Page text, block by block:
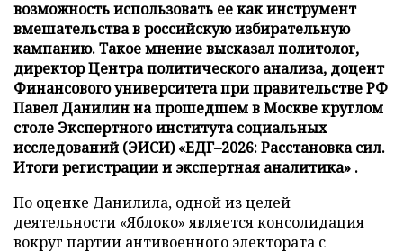
возможность использовать ее как инструмент
вмешательства в российскую избирательную
кампанию. Такое мнение высказал политолог,
директор Центра политического анализа, доцент
Финансового университета при правительстве РФ
Павел Данилин на прошедшем в Москве круглом
столе Экспертного института социальных
исследований (ЭИСИ) «ЕДГ–2026: Расстановка сил.
Итоги регистрации и экспертная аналитика» .
По оценке Данилила, одной из целей
деятельности «Яблоко» является консолидация
вокруг партии антивоенного электората с